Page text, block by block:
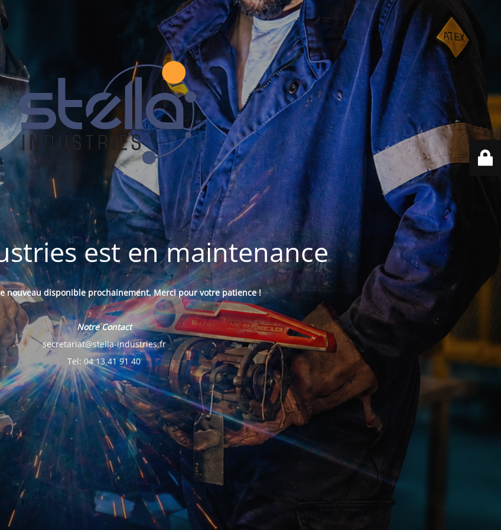
est en maintenance
nouveau disponible prochainement, Merci pour votre patience !
Notre Contact
secretariat@stella-industries.fr
Tel: 04 13 41 91 40